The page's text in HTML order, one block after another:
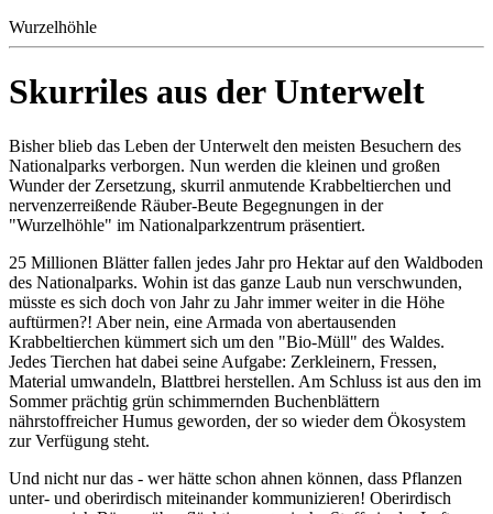
Wurzelhöhle
Skurriles aus der Unterwelt
Bisher blieb das Leben der Unterwelt den meisten Besuchern des
Nationalparks verborgen. Nun werden die kleinen und großen
Wunder der Zersetzung, skurril anmutende Krabbeltierchen und
nervenzerreißende Räuber-Beute Begegnungen in der
"Wurzelhöhle" im Nationalparkzentrum präsentiert.
25 Millionen Blätter fallen jedes Jahr pro Hektar auf den Waldboden
des Nationalparks. Wohin ist das ganze Laub nun verschwunden,
müsste es sich doch von Jahr zu Jahr immer weiter in die Höhe
auftürmen?! Aber nein, eine Armada von abertausenden
Krabbeltierchen kümmert sich um den "Bio-Müll" des Waldes.
Jedes Tierchen hat dabei seine Aufgabe: Zerkleinern, Fressen,
Material umwandeln, Blattbrei herstellen. Am Schluss ist aus den im
Sommer prächtig grün schimmernden Buchenblättern
nährstoffreicher Humus geworden, der so wieder dem Ökosystem
zur Verfügung steht.
Und nicht nur das - wer hätte schon ahnen können, dass Pflanzen
unter- und oberirdisch miteinander kommunizieren! Oberirdisch